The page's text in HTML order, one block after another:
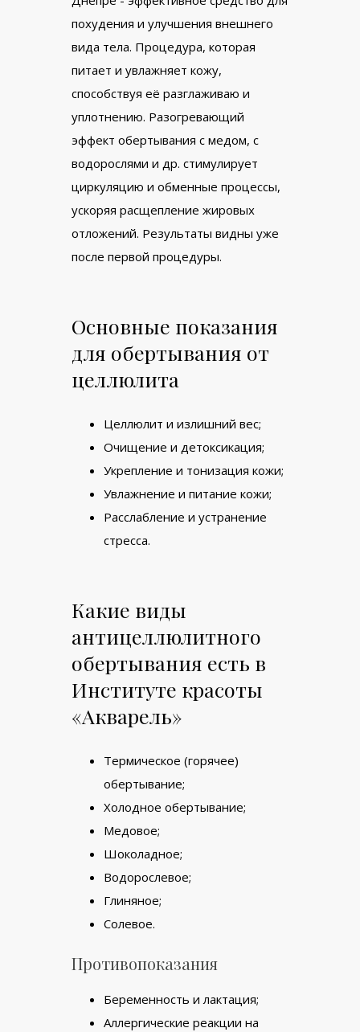
похудения и улучшения внешнего
вида тела. Процедура, которая
питает и увлажняет кожу,
способствуя её разглаживаю и
уплотнению. Разогревающий
эффект обертывания с медом, с
водорослями и др. стимулирует
циркуляцию и обменные процессы,
ускоряя расщепление жировых
отложений. Результаты видны уже
после первой процедуры.
Основные показания
для обертывания от
целлюлита
Целлюлит и излишний вес;
Очищение и детоксикация;
Укрепление и тонизация кожи;
Увлажнение и питание кожи;
Расслабление и устранение
стресса.
Какие виды
антицеллюлитного
обертывания есть в
Институте красоты
«Акварель»
Термическое (горячее)
обертывание;
Холодное обертывание;
Медовое;
Шоколадное;
Водорослевое;
Глиняное;
Солевое.
Противопоказания
Беременность и лактация;
Аллергические реакции на